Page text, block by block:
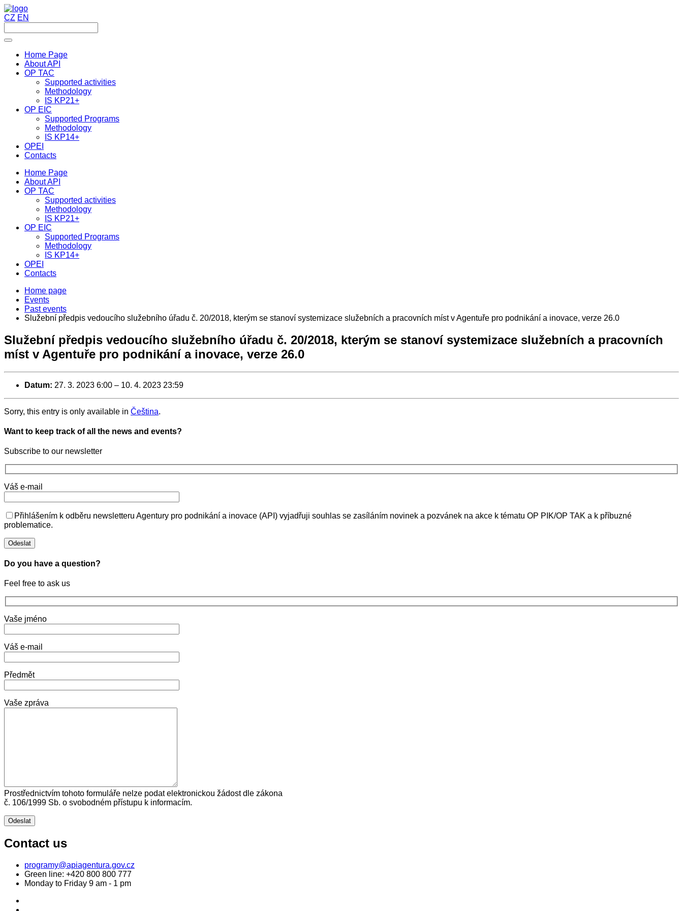
CZ EN
Home Page
About API
OP TAC
Supported activities
Methodology
IS KP21+
OP EIC
Supported Programs
Methodology
IS KP14+
OPEI
Contacts
Home Page
About API
OP TAC
Supported activities
Methodology
IS KP21+
OP EIC
Supported Programs
Methodology
IS KP14+
OPEI
Contacts
Home page
Events
Past events
Služební předpis vedoucího služebního úřadu č. 20/2018, kterým se stanoví systemizace služebních a pracovních míst v Agentuře pro podnikání a inovace, verze 26.0
Služební předpis vedoucího služebního úřadu č. 20/2018, kterým se stanoví systemizace služebních a pracovních
míst v Agentuře pro podnikání a inovace, verze 26.0
Datum: 27. 3. 2023 6:00 – 10. 4. 2023 23:59
Sorry, this entry is only available in Čeština.
Want to keep track of all the news and events?
Subscribe to our newsletter
Váš e-mail
Přihlášením k odběru newsletteru Agentury pro podnikání a inovace (API) vyjadřuji souhlas se zasíláním novinek a pozvánek na akce k tématu OP PIK/OP TAK a k příbuzné
problematice.
Do you have a question?
Feel free to ask us
Vaše jméno
Váš e-mail
Předmět
Vaše zpráva
Prostřednictvím tohoto formuláře nelze podat elektronickou žádost dle zákona
č. 106/1999 Sb. o svobodném přístupu k informacím.
Contact us
programy@apiagentura.gov.cz
Green line: +420 800 800 777
Monday to Friday 9 am - 1 pm